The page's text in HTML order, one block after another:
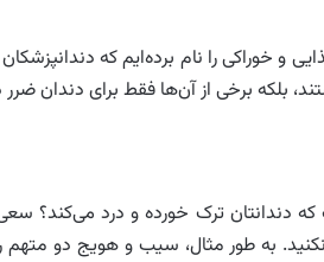
۲۲ ماده غذایی و خوراکی را نام برده‌ایم که
بلکه برخی از آن‌ها فقط برای دندان ضرر
که دندانتان ترک خورده و درد
به طور مثال، سیب و هویج دو متهم